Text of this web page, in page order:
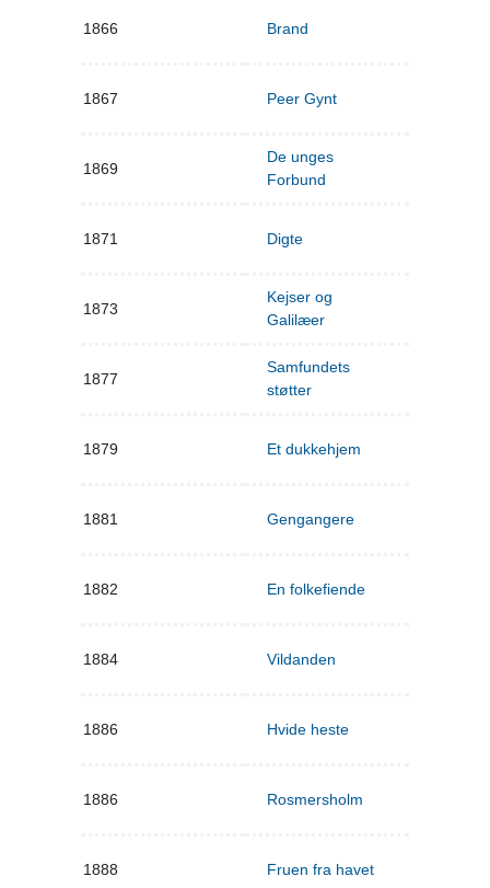
1866 Brand
1867 Peer Gynt
1869
De unges
Forbund
1871 Digte
1873
Kejser og
Galilæer
1877
Samfundets
støtter
1879 Et dukkehjem
1881 Gengangere
1882 En folkefiende
1884 Vildanden
1886 Hvide heste
1886 Rosmersholm
1888 Fruen fra havet